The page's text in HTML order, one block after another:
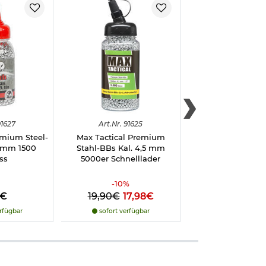
realistisches
Bedienung
des Modells.
verarbeitete
wird das
Die
Westens.
möglich,
oder andere
wird durch
Steel-
1500
Art.Nr. 91625
Max Tactical Premium
Stahl-BBs Kal. 4,5 mm
5000er Schnelllader
-10%
19,90€ 17,98€
sofort verfügbar